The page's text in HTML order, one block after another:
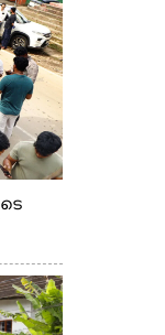
സംഘം
മണ്ണും